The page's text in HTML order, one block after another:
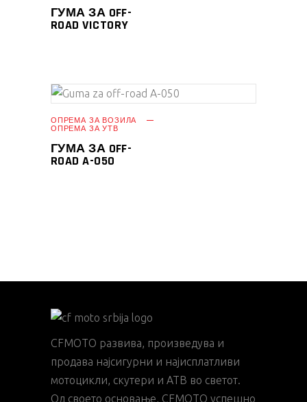
ГУМА ЗА OFF-
ROAD VICTORY
ПРОЧИТАЈ ПОВЕЌЕ
ОПРЕМА ЗА ВОЗИЛА
ОПРЕМА ЗА УТВ
ГУМА ЗА OFF-
ROAD A-050
CFMOTO развива, произведува и
продава најсигурни и најисплатливи
мотоцикли, скутери и АТВ во светот.
Од своето основање, CFMOTO успешно